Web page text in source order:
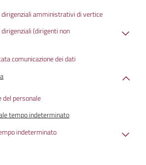
amministrativi di vertice
(dirigenti non
comunicazione dei dati
del personale
tempo indeterminato
indeterminato